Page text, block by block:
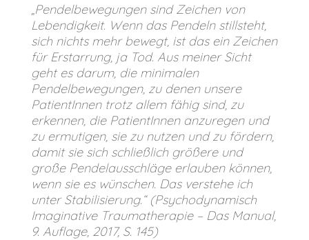
„Pendelbewegungen sind Zeichen von
Lebendigkeit. Wenn das Pendeln stillsteht,
sich nichts mehr bewegt, ist das ein Zeichen
für Erstarrung, ja Tod. Aus meiner Sicht
geht es darum, die minimalen
Pendelbewegungen, zu denen unsere
PatientInnen trotz allem fähig sind, zu
erkennen, die PatientInnen anzuregen und
zu ermutigen, sie zu nutzen und zu fördern,
damit sie sich schließlich größere und
große Pendelausschläge erlauben können,
wenn sie es wünschen. Das verstehe ich
unter Stabilisierung.“ (Psychodynamisch
Imaginative Traumatherapie – Das Manual,
9. Auflage, 2017, S. 145)